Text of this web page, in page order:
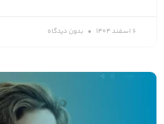
6 اسفند 1404 بدون دیدگاه